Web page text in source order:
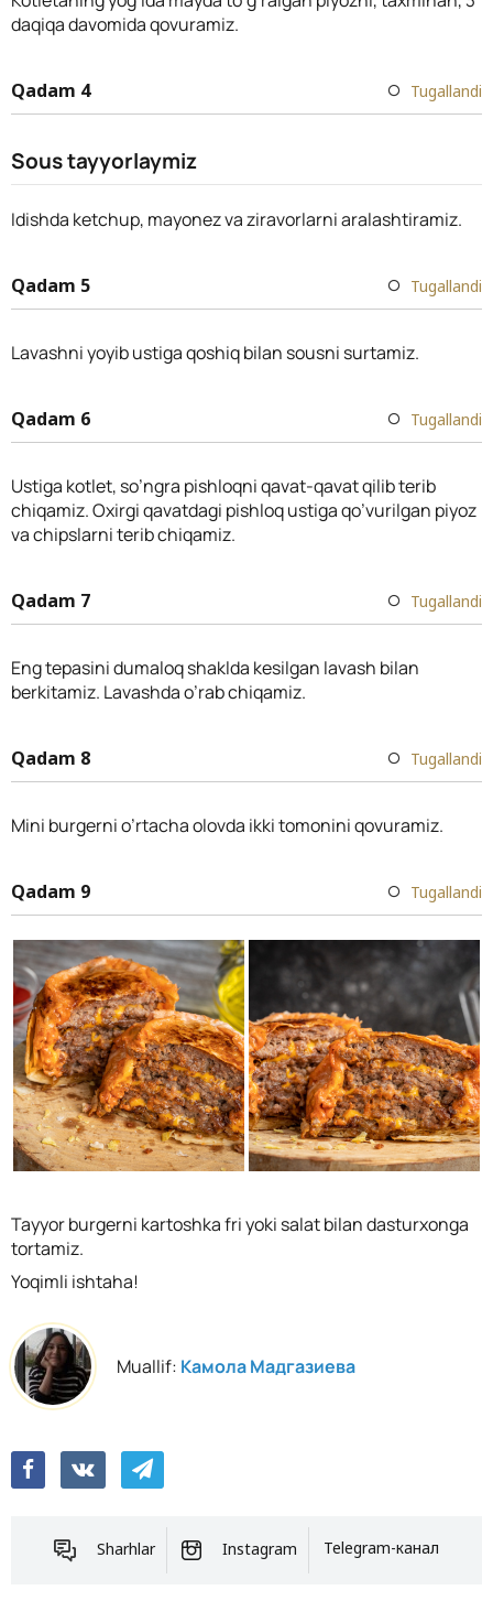
daqiqa davomida qovuramiz.
Qadam 4 Tugallandi
Sous tayyorlaymiz
Idishda ketchup, mayonez va ziravorlarni aralashtiramiz.
Qadam 5 Tugallandi
Lavashni yoyib ustiga qoshiq bilan sousni surtamiz.
Qadam 6 Tugallandi
Ustiga kotlet, so’ngra pishloqni qavat-qavat qilib terib
chiqamiz. Oxirgi qavatdagi pishloq ustiga qo’vurilgan piyoz
va chipslarni terib chiqamiz.
Qadam 7 Tugallandi
Eng tepasini dumaloq shaklda kesilgan lavash bilan
berkitamiz. Lavashda o’rab chiqamiz.
Qadam 8 Tugallandi
Mini burgerni o’rtacha olovda ikki tomonini qovuramiz.
Qadam 9 Tugallandi
Tayyor burgerni kartoshka fri yoki salat bilan dasturxonga
tortamiz.
Yoqimli ishtaha!
Muallif: Камола Мадгазиева
Sharhlar Instagram Telegram-канал